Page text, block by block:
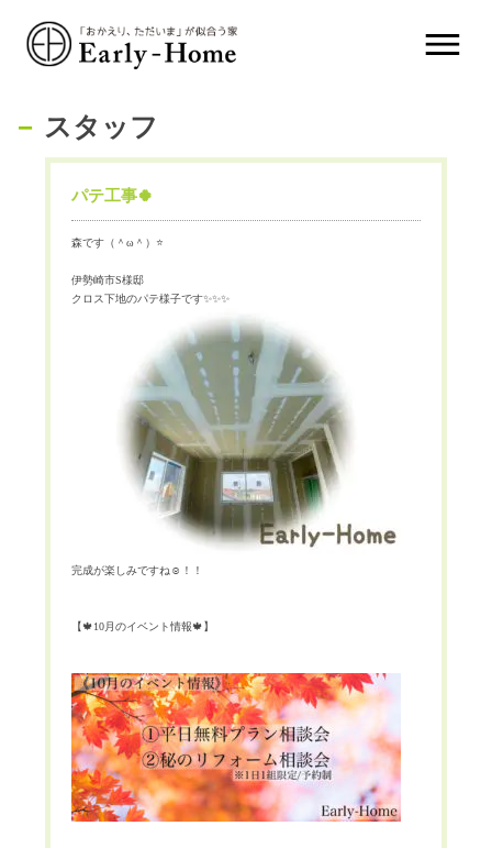
スタッフ
パテ工事🍀
森です（＾ω ＾） ⭐️
伊勢崎市S様邸
クロス下地のパテ様子です✨✨✨
完成が楽しみですね☺️ ！！
【🍁10月のイベント情報🍁 】